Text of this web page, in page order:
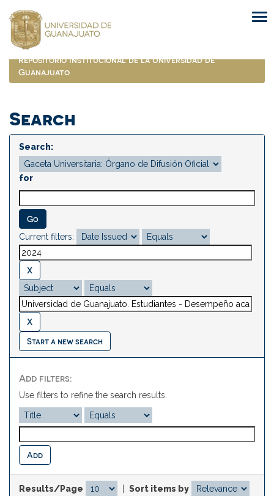
navigation
Repositorio Institucional de la Universidad de
Guanajuato
Search
Search:
for
Current filters:
Start a new search
Add filters:
Use filters to refine the search results.
Results/Page
Sort items by